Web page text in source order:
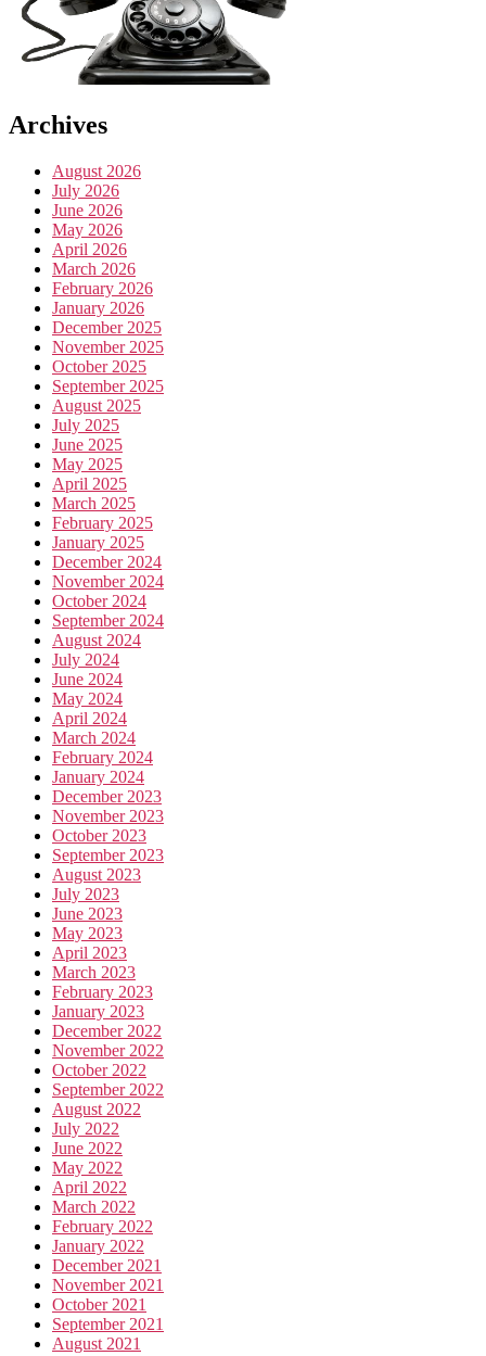
Archives
August 2026
July 2026
June 2026
May 2026
April 2026
March 2026
February 2026
January 2026
December 2025
November 2025
October 2025
September 2025
August 2025
July 2025
June 2025
May 2025
April 2025
March 2025
February 2025
January 2025
December 2024
November 2024
October 2024
September 2024
August 2024
July 2024
June 2024
May 2024
April 2024
March 2024
February 2024
January 2024
December 2023
November 2023
October 2023
September 2023
August 2023
July 2023
June 2023
May 2023
April 2023
March 2023
February 2023
January 2023
December 2022
November 2022
October 2022
September 2022
August 2022
July 2022
June 2022
May 2022
April 2022
March 2022
February 2022
January 2022
December 2021
November 2021
October 2021
September 2021
August 2021